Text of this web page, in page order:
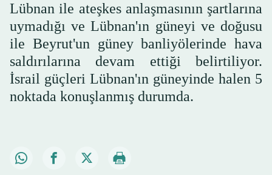
Lübnan ile ateşkes anlaşmasının şartlarına
uymadığı ve Lübnan'ın güneyi ve doğusu
ile Beyrut'un güney banliyölerinde hava
saldırılarına devam ettiği belirtiliyor.
İsrail güçleri Lübnan'ın güneyinde halen 5
noktada konuşlanmış durumda.